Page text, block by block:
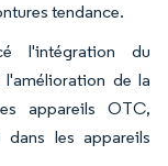
tendance.
l'intégration du
de la
appareils OTC,
dans les appareils